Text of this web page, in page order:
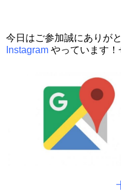
今日はご参加誠にありが
Instagram やっています